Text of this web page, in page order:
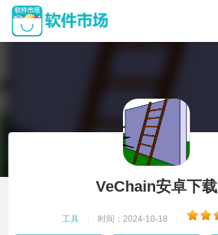
VeChain安卓下载
工具 时间：2024-10-18